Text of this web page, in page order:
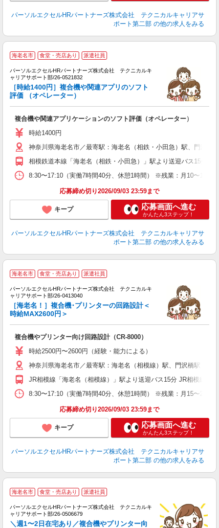
パーソルエクセルHRパートナーズ株式会社 テクニカルキャリアサ
ポート第二部 の他の求人をみる
海老名市 食堂・売店あり 派遣社員
パーソルエクセルHRパートナーズ株式会社 テクニカルキ
ャリアサポート部/26-0521832
［時給1400円］複合機や関連アプリのソフト
評価 （オペレーター）
複合機や関連アプリケーションのソフト評価（オペレーター）
時給1400円
神奈川県海老名市／最寄駅：海老名（相鉄・小田急）駅、門沢橋駅
相模鉄道本線「海老名（相鉄・小田急）」駅より送迎バス15分
8:30〜17:10（実働7時間40分、休憩1時間） ※残業：月10〜15
応募締め切り2026/09/03 23:59まで
キープ 応募画面へ進む
かんたん3ステップ！
パーソルエクセルHRパートナーズ株式会社 テクニカルキャリアサ
ポート第二部 の他の求人をみる
海老名市 食堂・売店あり 派遣社員
パーソルエクセルHRパートナーズ株式会社 テクニカルキ
ャリアサポート部/26-0413040
［海老名！］複合機･プリンターの回路設計＜
時給MAX2600円＞
複合機やプリンター向け回路設計（CR-8000）
時給2500円〜2600円（経験・能力による）
神奈川県海老名市／最寄駅：海老名（相模線）駅、門沢橋駅
JR相模線「海老名（相模線）」駅より送迎バス15分 JR相模線「
8:30〜17:10（実働7時間40分、休憩1時間） ※残業：月15〜20
応募締め切り2026/09/03 23:59まで
キープ 応募画面へ進む
かんたん3ステップ！
パーソルエクセルHRパートナーズ株式会社 テクニカルキャリアサ
ポート第二部 の他の求人をみる
海老名市 食堂・売店あり 派遣社員
パーソルエクセルHRパートナーズ株式会社 テクニカルキ
ャリアサポート部/26-0506679
＼週1〜2日在宅あり／複合機やプリンター向